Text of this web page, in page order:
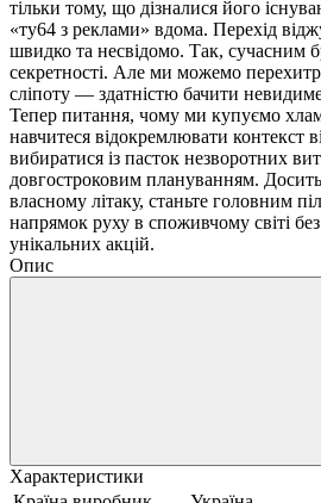
тільки тому, що дізналися його
«ту64 з реклами» вдома. Перехід
швидко та несвідомо. Так, сучасним
секретності. Але ми можемо
сліпоту — здатністю бачити
Тепер питання, чому ми купуємо
навчитеся відокремлювати контекст
вибиратися із пасток незворотних
довгостроковим плануванням.
власному літаку, станьте головним
напрямок руху в споживчому світі
унікальних акцій.
Опис
Характеристики